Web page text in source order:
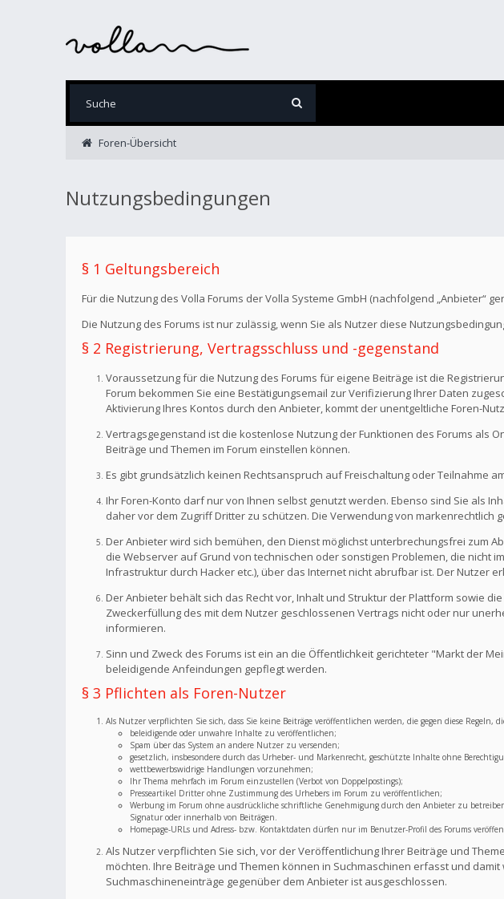
Foren-Übersicht
Nutzungsbedingungen
§ 1 Geltungsbereich
Für die Nutzung des Volla Forums der Volla Systeme GmbH (nachfolgend „Anbieter“
Die Nutzung des Forums ist nur zulässig, wenn Sie als Nutzer diese
§ 2 Registrierung, Vertragsschluss und -gegenstand
Voraussetzung für die Nutzung des Forums für eigene Beiträge ist die
Forum bekommen Sie eine Bestätigungsemail zur Verifizierung Ihrer Daten
Aktivierung Ihres Kontos durch den Anbieter, kommt der unentgeltliche Foren-
Vertragsgegenstand ist die kostenlose Nutzung der Funktionen des Forums als
Beiträge und Themen im Forum einstellen können.
Es gibt grundsätzlich keinen Rechtsanspruch auf Freischaltung oder Teilnahme
Ihr Foren-Konto darf nur von Ihnen selbst genutzt werden. Ebenso sind Sie als
daher vor dem Zugriff Dritter zu schützen. Die Verwendung von
Der Anbieter wird sich bemühen, den Dienst möglichst unterbrechungsfrei zum
die Webserver auf Grund von technischen oder sonstigen Problemen, die nicht
Infrastruktur durch Hacker etc.), über das Internet nicht abrufbar ist. Der Nutzer
Der Anbieter behält sich das Recht vor, Inhalt und Struktur der Plattform sowie
Zweckerfüllung des mit dem Nutzer geschlossenen Vertrags nicht oder nur
informieren.
Sinn und Zweck des Forums ist ein an die Öffentlichkeit gerichteter "Markt der
beleidigende Anfeindungen gepflegt werden.
§ 3 Pflichten als Foren-Nutzer
Als Nutzer verpflichten Sie sich, dass Sie keine Beiträge veröffentlichen werden, die gegen diese
beleidigende oder unwahre Inhalte zu veröffentlichen;
Spam über das System an andere Nutzer zu versenden;
gesetzlich, insbesondere durch das Urheber- und Markenrecht, geschützte Inhalte ohne
wettbewerbswidrige Handlungen vorzunehmen;
Ihr Thema mehrfach im Forum einzustellen (Verbot von Doppelpostings);
Presseartikel Dritter ohne Zustimmung des Urhebers im Forum zu veröffentlichen;
Werbung im Forum ohne ausdrückliche schriftliche Genehmigung durch den Anbieter zu
Signatur oder innerhalb von Beiträgen.
Homepage-URLs und Adress- bzw. Kontaktdaten dürfen nur im Benutzer-Profil des Forums
Als Nutzer verpflichten Sie sich, vor der Veröffentlichung Ihrer Beiträge und
möchten. Ihre Beiträge und Themen können in Suchmaschinen erfasst und
Suchmaschineneinträge gegenüber dem Anbieter ist ausgeschlossen.